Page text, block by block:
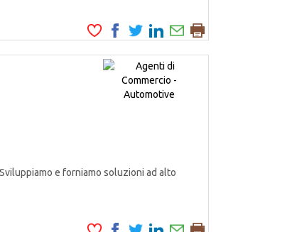
e forniamo soluzioni ad alto